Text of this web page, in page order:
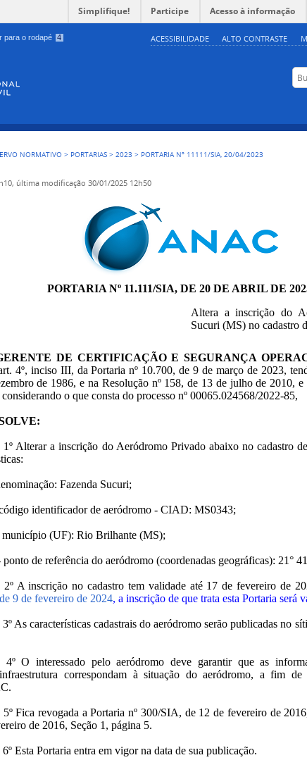
para o rodapé 4 ACESSIBILIDADE ALTO CONTRASTE
Simplifique! Participe Acesso à informação
NORMATIVO > PORTARIAS >2023 > PORTARIA Nº 11111/SIA, 20/04/2023
última modificação 30/01/2025 12h50
PORTARIA Nº 11.111/SIA, DE 20 DE ABRIL DE
Altera a inscrição do
Sucuri (MS) no cadastro
DE CERTIFICAÇÃO E SEGURANÇA
4º, inciso III, da Portaria nº 10.700, de 9 de março de 2023,
de 1986, e na Resolução nº 158, de 13 de julho de 2010,
o que consta do processo nº 00065.024568/2022-85,
Alterar a inscrição do Aeródromo Privado abaixo no cadastro
Fazenda Sucuri;
identificador de aeródromo - CIAD: MS0343;
(UF): Rio Brilhante (MS);
de referência do aeródromo (coordenadas geográficas): 21°
2º A inscrição no cadastro tem validade até 17 de fevereiro de
9 de fevereiro de 2024, a inscrição de que trata esta Portaria será
As características cadastrais do aeródromo serão publicadas no
4º O interessado pelo aeródromo deve garantir que as
correspondam à situação do aeródromo, a fim de
Fica revogada a Portaria nº 300/SIA, de 12 de fevereiro de
de 2016, Seção 1, página 5.
Esta Portaria entra em vigor na data de sua publicação.